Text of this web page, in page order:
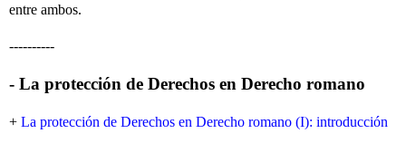
entre ambos.
----------
- La protección de Derechos en Derecho romano
+ La protección de Derechos en Derecho romano (I): introducción